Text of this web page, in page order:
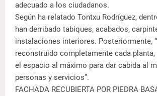
adecuado a los ciudadanos.
Según ha relatado Tontxu Rodríguez,
han derribado tabiques, acabados,
instalaciones interiores. Posteriormente,
reconstruido completamente cada planta,
el espacio al máximo para dar cabida al
personas y servicios”.
FACHADA RECUBIERTA POR PIEDRA